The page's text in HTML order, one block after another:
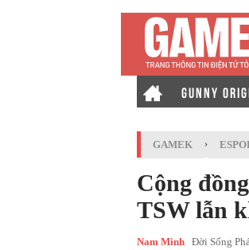
GUNNY
GAMEK ›
Cộng
TSW lẫn
Nam Minh Đời Sống